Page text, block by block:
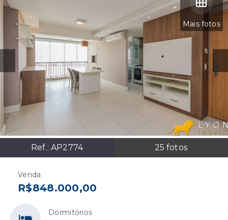
Mais fotos
Ref.: AP2774 25 fotos
Venda
R$848.000,00
Dormitórios